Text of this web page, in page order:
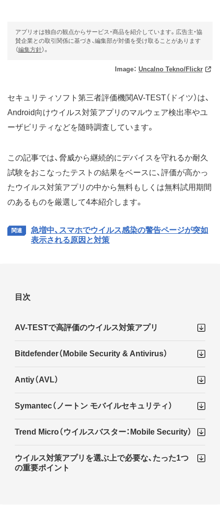
アプリオは独自の観点からサービス・商品を紹介しています。広告主・協
賛企業との取引関係に基づき、編集部が対価を受け取ることがあります
（編集方針）。
Image： Uncalno Tekno/Flickr
セキュリティソフト第三者評価機関AV-TEST（ドイツ）は、
Android向けウイルス対策アプリのマルウェア検出率やユ
ーザビリティなどを随時調査しています。
この記事では、脅威から継続的にデバイスを守れるか耐久
試験をおこなったテストの結果をベースに、評価が高かっ
たウイルス対策アプリの中から無料もしくは無料試用期間
のあるものを厳選して4本紹介します。
急増中、スマホでウイルス感染の警告ページが突如
表示される原因と対策
目次
AV-TESTで高評価のウイルス対策アプリ
Bitdefender（Mobile Security & Antivirus）
Antiy（AVL）
Symantec（ノートン モバイルセキュリティ）
Trend Micro（ウイルスバスター：Mobile Security）
ウイルス対策アプリを選ぶ上で必要な、たった1つ
の重要ポイント